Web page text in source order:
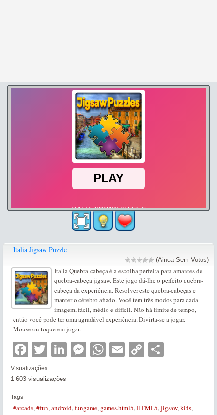
Italia Jigsaw Puzzle
(Ainda Sem Votos)
Italia Quebra-cabeça é a escolha perfeita para amantes de
quebra-cabeça jigsaw. Este jogo dá-lhe o perfeito quebra-
cabeça da experiência. Resolver este quebra-cabeças e
manter o cérebro afiado. Você tem três modos para cada
imagem, fácil, médio e difícil. Não há limite de tempo,
então você pode ter uma agradável experiência. Divirta-se a jogar.
Mouse ou toque em jogar.
Facebook
TwitterLinkedIn
Messenger
WhatsApp
EmailCopy
Visualizações
1.603 visualizações
Tags
#arcade,#fun,android,fungame, games.html5,HTML5,jigsaw,kids,